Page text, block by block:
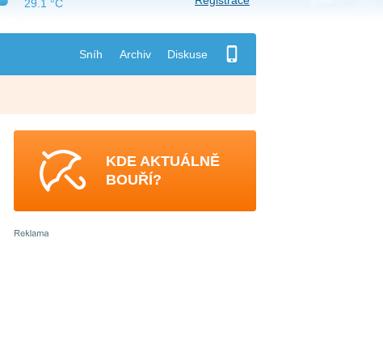
Sníh Archiv Diskuse
29.1 °C
KDE AKTUÁLNĚ
BOUŘÍ?